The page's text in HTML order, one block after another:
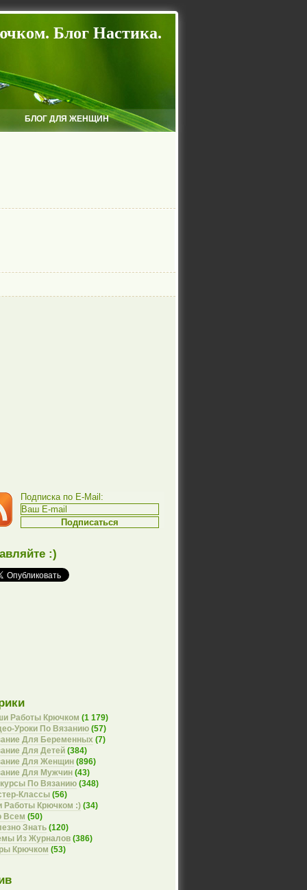
Блог Настика.
БЛОГ ДЛЯ ЖЕНЩИН
Подписка по E-Mail:
:)
Работы Крючком (1 179)
Уроки По Вязанию (57)
Для Беременных (7)
Для Детей (384)
Для Женщин (896)
Для Мужчин (43)
По Вязанию (348)
Классы (56)
Работы Крючком :) (34)
Всем (50)
Знать (120)
Из Журналов (386)
Крючком (53)